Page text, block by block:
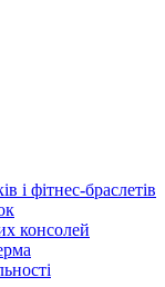
і фітнес-браслетів
консолей